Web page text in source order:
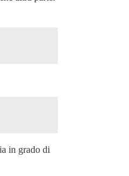
in grado di